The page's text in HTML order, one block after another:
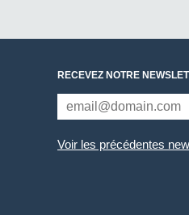
RECEVEZ NOTRE
Voir les précédentes